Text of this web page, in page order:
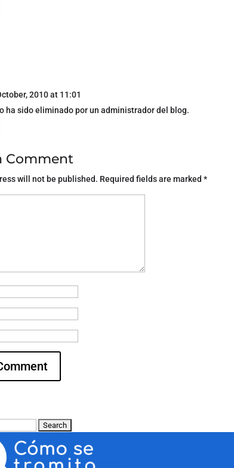
2010 at 11:01
ha sido eliminado por un administrador del blog.
Comment
will not be published. Required fields are marked*